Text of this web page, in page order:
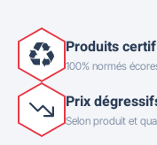
Produits
100% normés
Prix
Selon produit et